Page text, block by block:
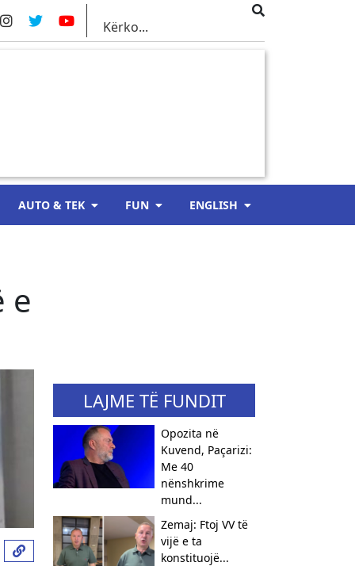
AUTO & TEK FUN ENGLISH
e
LAJME TË FUNDIT
Opozita në
Kuvend, Paçarizi:
Me 40
nënshkrime
mund...
Zemaj: Ftoj VV të
vijë e ta
konstituojë...